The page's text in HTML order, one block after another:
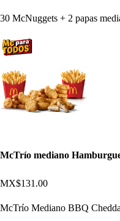
30 McNuggets + 2 papas
McTrío mediano
MX$131.00
McTrío Mediano BBQ